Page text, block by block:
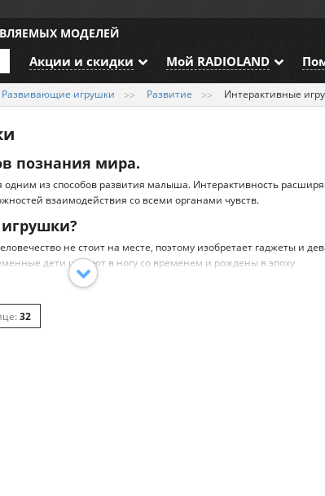
МОДЕЛЕЙ
Акции и скидки Мой RADIOLAND
Развивающие игрушки Развитие Интерактивные
познания мира.
одним из способов развития малыша. Интерактивность
взаимодействия со всеми органами чувств.
не стоит на месте, поэтому изобретает гаджеты и
дети шагают в ногу со временем и рождены в эпоху
причине им необходимо познавать мир с помощью
интерактивной развлекалке. Когда и что покупать?
на касания и действия ребенка. Она может плакать,
необычной, и что важно, достаточно полезной. Если
такого вида игрушек не существует, но есть четкие категории
самым маленьким детям в возрасте от 6 месяцев). Яркие
быстрее развиваться и познавать мир.
станут звуковые говорящие книжки со сказками. Их функции в
стихи, сказки, рассказы озвученные профессиональными
положительными эмоциями юного слушателя.
32